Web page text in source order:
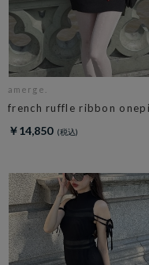
amerge.
french ruffle ribbon
￥14,850